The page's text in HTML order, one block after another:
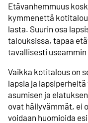
Etävanhemmuus
kymmenettä
lasta. Suurin osa
talouksissa, tapaa
tavallisesti
Vaikka kotitalous on
lapsia ja
asumisen ja
ovat häilyvämmät, ei
voidaan huomioida